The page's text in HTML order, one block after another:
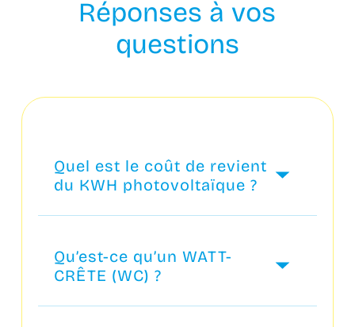
Réponses à vos
questions
Quel est le coût de revient
du KWH photovoltaïque ?
prix de la centrale ainsi que ses frais de
maintenance et d’entretien annuels par
l’énergie totale produite sur la durée
Qu’est-ce qu’un WATT-
CRÊTE (WC) ?